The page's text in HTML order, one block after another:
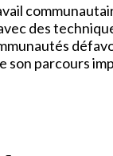
des
son parcours